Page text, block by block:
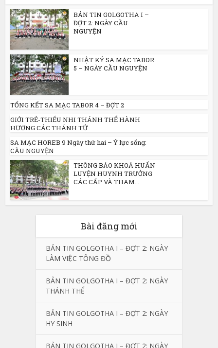
BẢN TIN GOLGOTHA I –
ĐỢT 2: NGÀY CẦU
NGUYỆN
NHẬT KÝ SA MẠC TABOR
5 – NGÀY CẦU NGUYỆN
TỔNG KẾT SA MẠC TABOR 4 – ĐỢT 2
GIỚI TRẺ-THIẾU NHI THÁNH THỂ HÀNH
HƯƠNG CÁC THÁNH TỬ...
SA MẠC HOREB 9 Ngày thứ hai – Ý lực sống:
CẦU NGUYỆN
THÔNG BÁO KHOÁ HUẤN
LUYỆN HUYNH TRƯỞNG
CÁC CẤP VÀ THAM...
Bài đăng mới
BẢN TIN GOLGOTHA I – ĐỢT 2: NGÀY
LÀM VIỆC TÔNG ĐỒ
BẢN TIN GOLGOTHA I – ĐỢT 2: NGÀY
THÁNH THỂ
BẢN TIN GOLGOTHA I – ĐỢT 2: NGÀY
HY SINH
BẢN TIN GOLGOTHA I – ĐỢT 2: NGÀY